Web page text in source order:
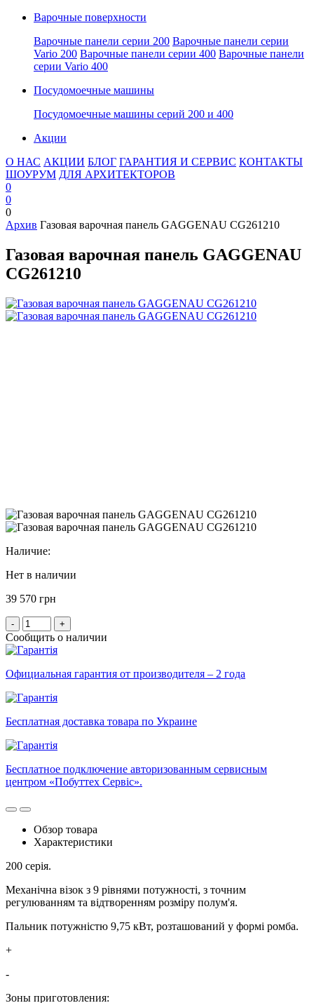
Варочные поверхности
Варочные панели серии 200 Варочные панели серии
Vario 200 Варочные панели серии 400 Варочные панели
серии Vario 400
Посудомоечные машины
Посудомоечные машины серий 200 и 400
Акции
О НАС АКЦИИ БЛОГ ГАРАНТИЯ И СЕРВИС КОНТАКТЫ
ШОУРУМ ДЛЯ АРХИТЕКТОРОВ
0
0
0
Архив Газовая варочная панель GAGGENAU CG261210
Газовая варочная панель GAGGENAU
CG261210
Наличие:
Нет в наличии
39 570 грн
- +
Сообщить о наличии
Официальная гарантия от производителя – 2 года
Бесплатная доставка товара по Украине
Бесплатное подключение авторизованным сервисным
центром «Побуттех Сервіс».
Обзор товара
Характеристики
200 серія.
Механічна візок з 9 рівнями потужності, з точним
регулюванням та відтворенням розміру полум'я.
Пальник потужністю 9,75 кВт, розташований у формі ромба.
+
-
Зоны приготовления: